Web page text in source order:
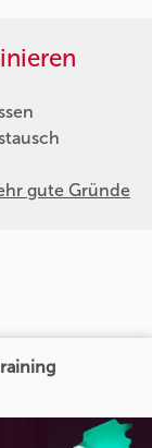
gute Gründe